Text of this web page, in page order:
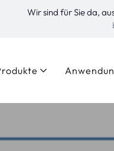
Wir sind für Sie da,